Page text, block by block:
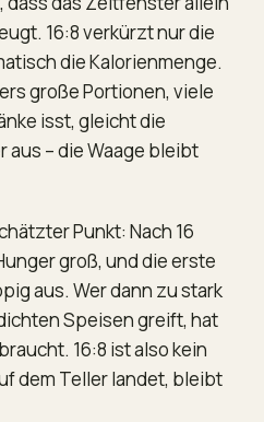
16:8 verkürzt nur die
die Kalorienmenge.
große Portionen, viele
isst, gleicht die
– die Waage bleibt
Punkt: Nach 16
groß, und die erste
aus. Wer dann zu stark
Speisen greift, hat
16:8 ist also kein
dem Teller landet, bleibt